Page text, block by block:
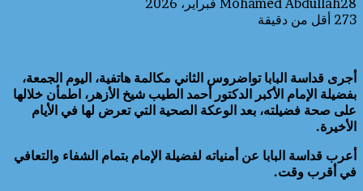
273 أقل من دقيقة
أجرى قداسة البابا تواضروس الثاني مكالمة هاتفية، اليوم الجمعة،
بفضيلة الإمام الأكبر الدكتور أحمد الطيب شيخ الأزهر، اطمأن خلالها
على صحة فضيلته، بعد الوعكة الصحية التي تعرض لها في الأيام
الأخيرة.
أعرب قداسة البابا عن أمنياته لفضيلة الإمام بتمام الشفاء والتعافي
في أقرب وقت.